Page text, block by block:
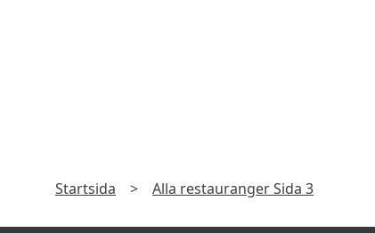
Startsida > Alla restauranger Sida 3